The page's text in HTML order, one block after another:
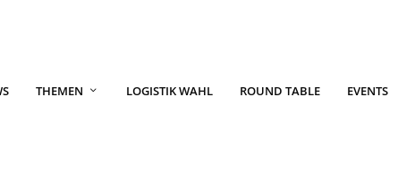
THEMEN LOGISTIK WAHL ROUND TABLE EVENTS